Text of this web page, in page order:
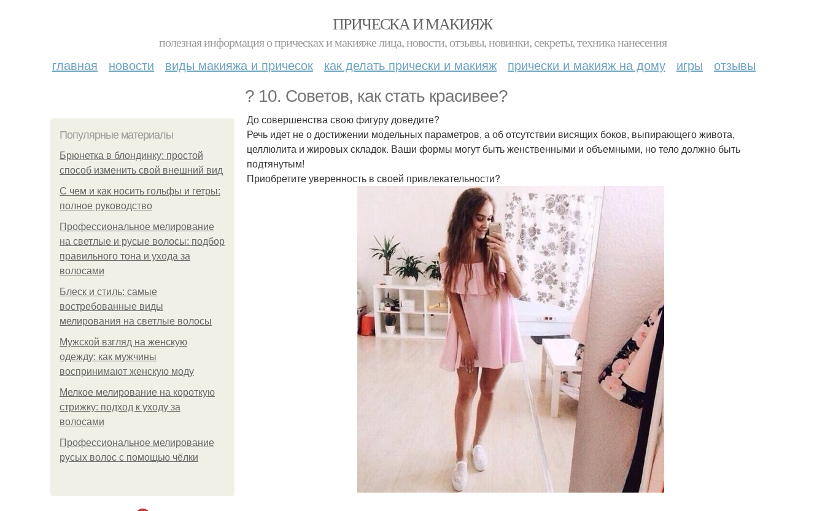
ПРИЧЕСКА И МАКИЯЖ
полезная информация о прическах и макияже лица, новости, отзывы, новинки, секреты, техника нанесения
главная новости виды макияжа и причесок как делать прически и макияж прически и макияж на дому игры отзывы
? 10. Советов, как стать красивее?
Популярные материалы
Брюнетка в блондинку: простой
способ изменить свой внешний вид
С чем и как носить гольфы и гетры:
полное руководство
Профессиональное мелирование
на светлые и русые волосы: подбор
правильного тона и ухода за
волосами
Блеск и стиль: самые
востребованные виды
мелирования на светлые волосы
Мужской взгляд на женскую
одежду: как мужчины
воспринимают женскую моду
Мелкое мелирование на короткую
стрижку: подход к уходу за
волосами
Профессиональное мелирование
русых волос с помощью чёлки
До совершенства свою фигуру доведите?
Речь идет не о достижении модельных параметров, а об отсутствии висящих боков, выпирающего живота,
целлюлита и жировых складок. Ваши формы могут быть женственными и объемными, но тело должно быть
подтянутым!
Приобретите уверенность в своей привлекательности?